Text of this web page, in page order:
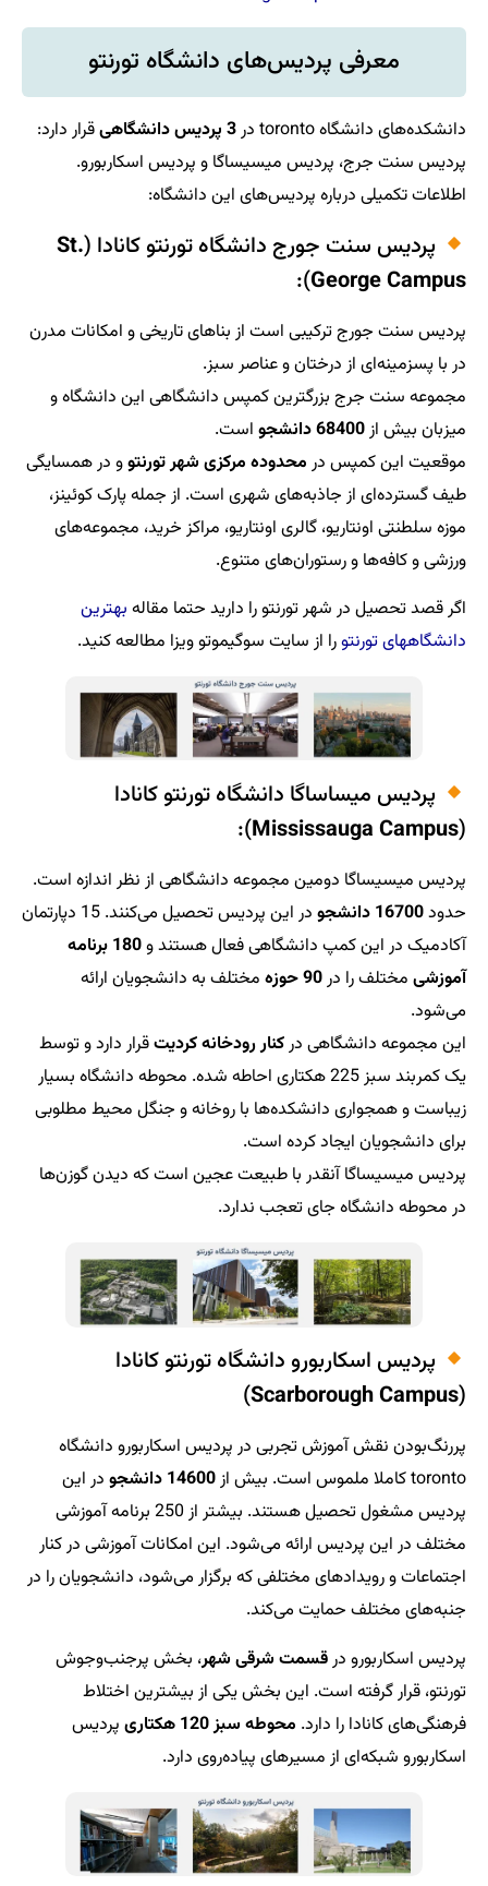
دانشگاه تورنتو
3 پردیس دانشگاهی
قرار دارد:
میسیساگا و پردیس اسکاربورو.
پردیس‌های این دانشگاه:
دانشگاه تورنتو کانادا (St.
):
است از بناهای تاریخی و امکانات مدرن
کمپس دانشگاهی این دانشگاه و
است.
محدوده مرکزی شهر تورنتوو در همسایگی
شهری است. از جمله پارک کوئینز،
اونتاریو، مراکز خرید، مجموعه‌های
متنوع.
را دارید حتما مقالهبهترین
سایت سوگیموتو ویزا مطالعه کنید.
دانشگاه تورنتو کانادا
):
مجموعه دانشگاهی از نظر اندازه است.
در این پردیس تحصیل می‌کنند. 15 دپارتمان
فعال هستند و
180 برنامه
مختلف به دانشجویان ارائه
درکنار رودخانه کردیتقرار دارد و توسط
کمربند سبز 225 هکتاری احاطه شده. محوطه‌ دانشگاه بسیار
با روخانه و جنگل محیط مطلوبی
کرده است.
با طبیعت عجین است که دیدن گوزن‌ها
تعجب ندارد.
دانشگاه تورنتو کانادا
)
تجربی در پردیس اسکاربورو دانشگاه
14600 دانشجو
در این
پردیس مشغول تحصیل هستند. بیشتر از 250 برنامه آموزشی
می‌شود. این امکانات آموزشی در کنار
مختلفی که برگزار می‌شود، دانشجویان را در
می‌کند.
شرقی شهر، بخش پرجنب‌وجوش
این بخش یکی از بیشترین اختلاط
محوطه سبز 120 هکتاری
پردیس
پیاده‌روی دارد.